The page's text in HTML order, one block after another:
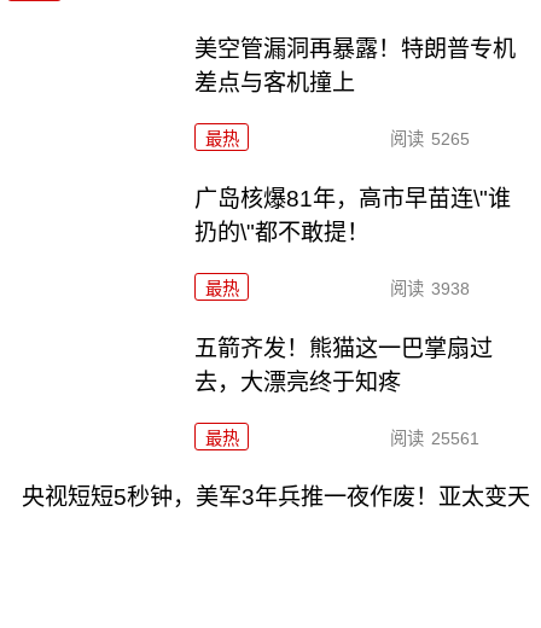
美空管漏洞再暴露！特朗普专机
差点与客机撞上
最热 阅读 5265
广岛核爆81年，高市早苗连\"谁
扔的\"都不敢提！
最热 阅读 3938
五箭齐发！熊猫这一巴掌扇过
去，大漂亮终于知疼
最热 阅读 25561
央视短短5秒钟，美军3年兵推一夜作废！亚太变天